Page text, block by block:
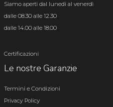
Siamo aperti dal lunedì al venerdì
dalle 08.30 alle 12.30
dalle 14.00 alle 18.00
Certificazioni
Le nostre Garanzie
Termini e Condizioni
Privacy Policy